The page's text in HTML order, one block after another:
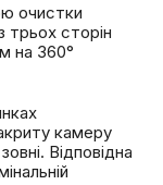
очистки
трьох сторін
на 360°
камеру
Відповідна